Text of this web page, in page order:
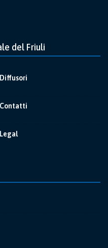
del Friuli
Diffusori
Contatti
Legal